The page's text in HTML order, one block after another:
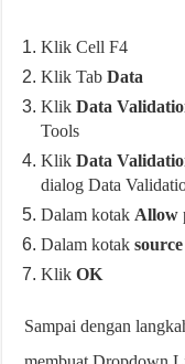
Klik Cell F4
Klik TabData
KlikData
Tools
KlikData
dialog Data
Dalam kotak Allow
Dalam kotaksource
KlikOK
Sampai dengan